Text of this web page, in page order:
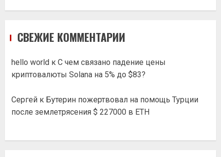
СВЕЖИЕ КОММЕНТАРИИ
hello world к С чем связано падение цены
криптовалюты Solana на 5% до $83?
Сергей к Бутерин пожертвовал на помощь Турции
после землетрясения $ 227000 в ETH